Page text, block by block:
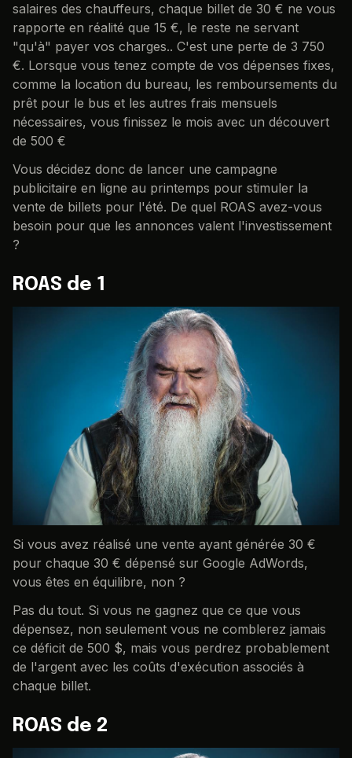
salaires des chauffeurs, chaque billet de 30 € ne vous
rapporte en réalité que 15 €, le reste ne servant
"qu'à" payer vos charges.. C'est une perte de 3 750
€. Lorsque vous tenez compte de vos dépenses fixes,
comme la location du bureau, les remboursements du
prêt pour le bus et les autres frais mensuels
nécessaires, vous finissez le mois avec un découvert
de 500 €
Vous décidez donc de lancer une campagne
publicitaire en ligne au printemps pour stimuler la
vente de billets pour l'été. De quel ROAS avez-vous
besoin pour que les annonces valent l'investissement
?
ROAS de 1
Si vous avez réalisé une vente ayant générée 30 €
pour chaque 30 € dépensé sur Google AdWords,
vous êtes en équilibre, non ?
Pas du tout. Si vous ne gagnez que ce que vous
dépensez, non seulement vous ne comblerez jamais
ce déficit de 500 $, mais vous perdrez probablement
de l'argent avec les coûts d'exécution associés à
chaque billet.
ROAS de 2